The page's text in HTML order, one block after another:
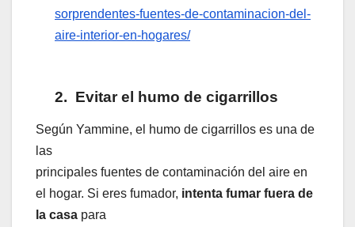
sorprendentes-fuentes-de-contaminacion-del-
aire-interior-en-hogares/
2. Evitar el humo de cigarrillos
Según Yammine, el humo de cigarrillos es una de
las
principales fuentes de contaminación del aire en
el hogar. Si eres fumador, intenta fumar fuera de
la casa para